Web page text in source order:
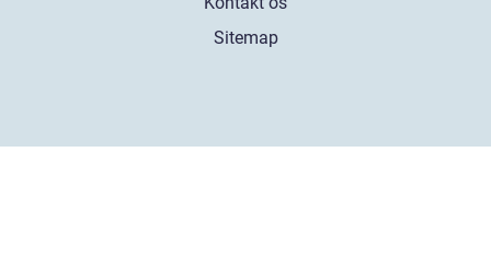
Sitemap